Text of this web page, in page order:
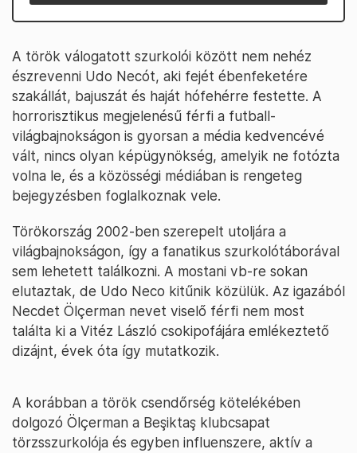
A török válogatott szurkolói között nem nehéz
észrevenni Udo Necót, aki fejét ébenfeketére
szakállát, bajuszát és haját hófehérre festette. A
horrorisztikus megjelenésű férfi a futball-
világbajnokságon is gyorsan a média kedvencévé
vált, nincs olyan képügynökség, amelyik ne fotózta
volna le, és a közösségi médiában is rengeteg
bejegyzésben foglalkoznak vele.
Törökország 2002-ben szerepelt utoljára a
világbajnokságon, így a fanatikus szurkolótáborával
sem lehetett találkozni. A mostani vb-re sokan
elutaztak, de Udo Neco kitűnik közülük. Az igazából
Necdet Ölçerman nevet viselő férfi nem most
találta ki a Vitéz László csokipofájára emlékeztető
dizájnt, évek óta így mutatkozik.
A korábban a török csendőrség kötelékében
dolgozó Ölçerman a Beşiktaş klubcsapat
törzsszurkolója és egyben influenszere, aktív a